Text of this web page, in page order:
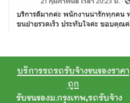
บริการรถรถรับจ้างขนของราคา
ถูก
รับขนของม.กรุงเทพ,รถรับจ้าง